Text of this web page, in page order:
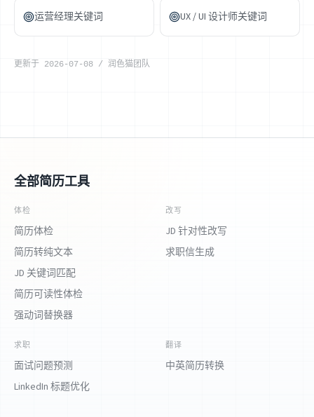
运营经理关键词 UX / UI 设计师关键词
更新于 2026-07-08 / 润色猫团队
全部简历工具
体检
简历体检
简历转纯文本
JD 关键词匹配
简历可读性体检
强动词替换器
改写
JD 针对性改写
求职信生成
求职
面试问题预测
LinkedIn 标题优化
翻译
中英简历转换